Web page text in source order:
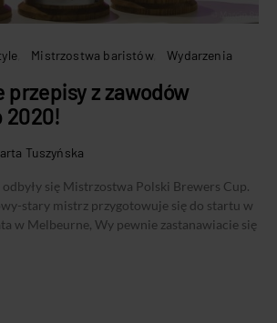
Mistrzostwa baristów Wydarzenia
przepisy z zawodów
2020!
Tuszyńska
się Mistrzostwa Polski Brewers Cup.
stary mistrz przygotowuje się do startu w
w Melbeurne, Wy pewnie zastanawiacie się